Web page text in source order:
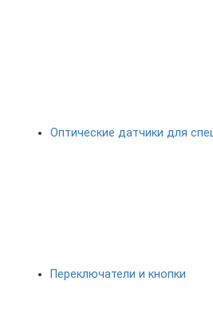
Оптические датчики для
Переключатели и кнопки